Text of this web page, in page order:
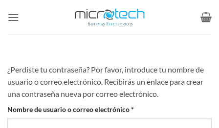
¿Perdiste tu contraseña? Por favor, introduce tu nombre de
usuario o correo electrónico. Recibirás un enlace para crear
una contraseña nueva por correo electrónico.
Nombre de usuario o correo electrónico*